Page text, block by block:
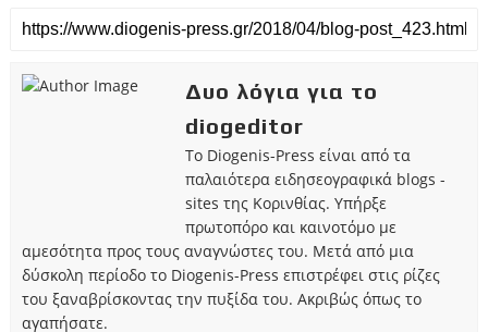
Δυο λόγια για το
diogeditor
Το Diogenis-Press είναι από τα
παλαιότερα ειδησεογραφικά blogs -
sites της Κορινθίας. Υπήρξε
πρωτοπόρο και καινοτόμο με
αμεσότητα προς τους αναγνώστες του. Μετά από μια
δύσκολη περίοδο το Diogenis-Press επιστρέφει στις ρίζες
του ξαναβρίσκοντας την πυξίδα του. Ακριβώς όπως το
αγαπήσατε.